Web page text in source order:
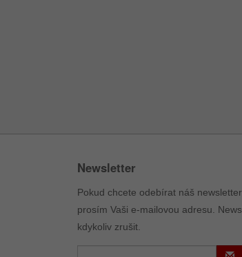
Newsletter
Pokud chcete odebírat náš
prosím Vaši e-mailovou adresu.
kdykoliv zrušit.